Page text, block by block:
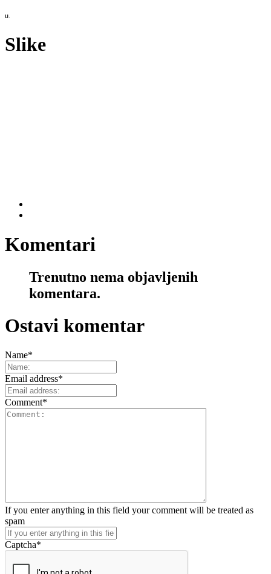
U.
Slike
Komentari
Trenutno nema objavljenih
komentara.
Ostavi komentar
Name*
Email address*
Comment*
If you enter anything in this field your comment will be treated as
spam
Captcha*